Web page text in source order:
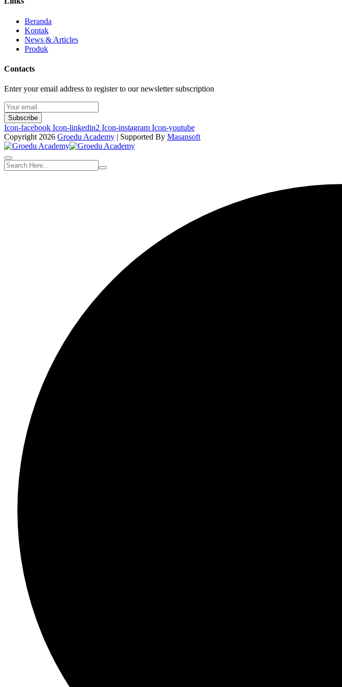
Beranda
Kontak
News & Articles
Produk
Contacts
Enter your email address to register to our newsletter subscription
Subscribe
Icon-facebook Icon-linkedin2 Icon-instagram Icon-youtube
Copyright 2026 Groedu Academy | Supported By Masansoft